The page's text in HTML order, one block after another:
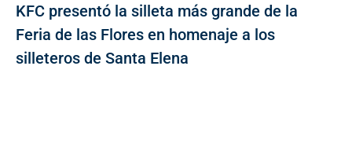
KFC presentó la silleta más grande de la
Feria de las Flores en homenaje a los
silleteros de Santa Elena